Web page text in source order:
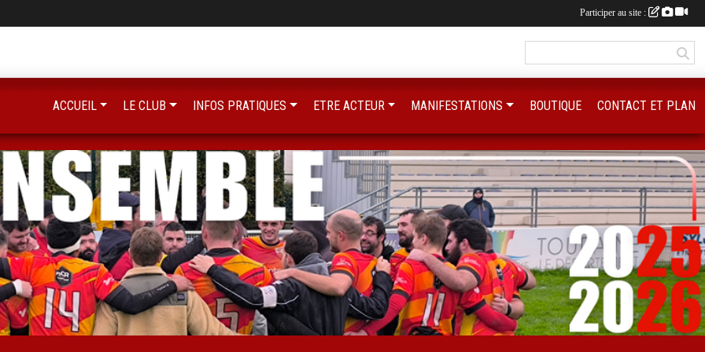
ACCUEIL LE CLUB INFOS PRATIQUES ETRE ACTEUR MANIFESTATIONS BOUTIQUE CONTACT ET PLAN
Participer au site :